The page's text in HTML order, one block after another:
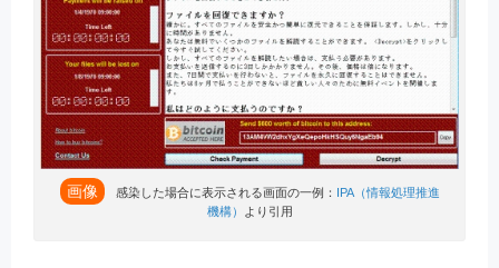
画像 感染した場合に表示される画面の一例： IPA（情報処理推進
機構）
より引用